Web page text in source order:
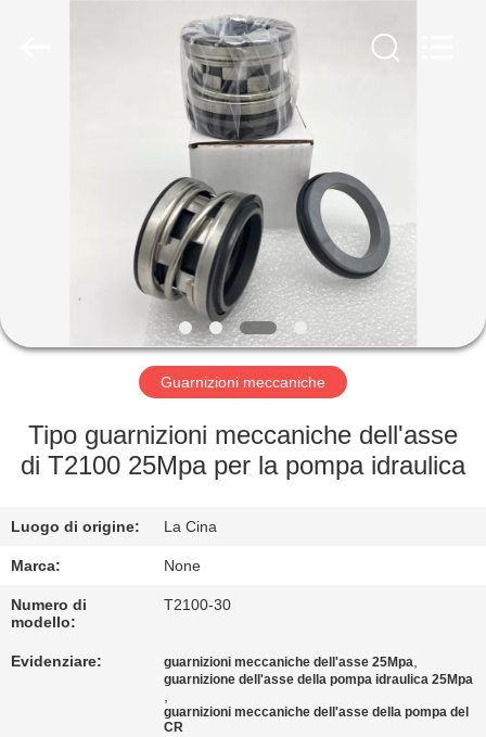
PRODOTTI
GIRO
FABBRICA
DI
QUALITÀ
CONTATTICI
Guarnizioni meccaniche
Tipo guarnizioni meccaniche dell'asse
di T2100 25Mpa per la pompa idraulica
Luogo di origine: La Cina
Marca: None
Numero di
modello:
T2100-30
Evidenziare: guarnizioni meccaniche dell'asse 25Mpa,
guarnizione dell'asse della pompa idraulica 25Mpa
,
guarnizioni meccaniche dell'asse della pompa del
CR